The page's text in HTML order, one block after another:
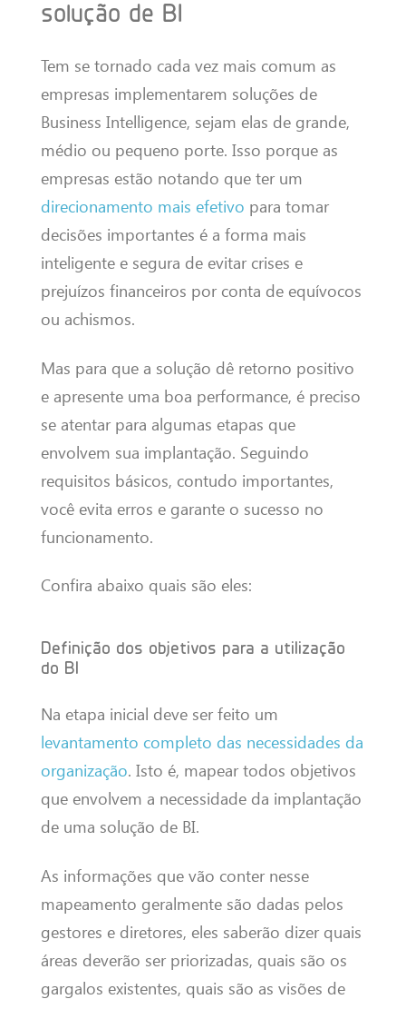
solução de BI
Tem se tornado cada vez mais comum as
empresas implementarem soluções de
Business Intelligence, sejam elas de grande,
médio ou pequeno porte. Isso porque as
empresas estão notando que ter um
direcionamento mais efetivo para tomar
decisões importantes é a forma mais
inteligente e segura de evitar crises e
prejuízos financeiros por conta de equívocos
ou achismos.
Mas para que a solução dê retorno positivo
e apresente uma boa performance, é preciso
se atentar para algumas etapas que
envolvem sua implantação. Seguindo
requisitos básicos, contudo importantes,
você evita erros e garante o sucesso no
funcionamento.
Confira abaixo quais são eles:
Definição dos objetivos para a utilização
do BI
Na etapa inicial deve ser feito um
levantamento completo das necessidades da
organização. Isto é, mapear todos objetivos
que envolvem a necessidade da implantação
de uma solução de BI.
As informações que vão conter nesse
mapeamento geralmente são dadas pelos
gestores e diretores, eles saberão dizer quais
áreas deverão ser priorizadas, quais são os
gargalos existentes, quais são as visões de